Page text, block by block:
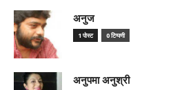
अनुज
1 पोस्ट 0 टिप्पणी
अनुपमा अनुश्री